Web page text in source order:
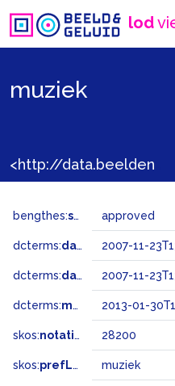
lod
muziek
bengthes:status approved
dcterms:dateAccepted 2007-11-
dcterms:dateSubmitted 2007-11-
dcterms:modified 2013-01-
skos:notation 28200
skos:prefLabel muziek